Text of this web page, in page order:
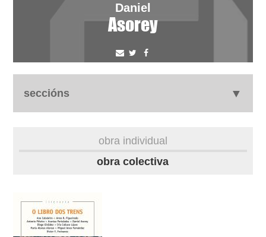
Daniel
Asorey
seccións
videoteca
obra individual
obra colectiva